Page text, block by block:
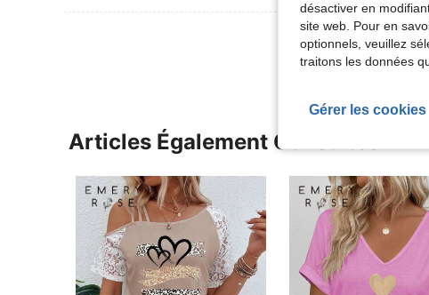
Voir Plus D'avis
Articles Également Consultés
désactiver en
site web. Pour en
optionnels, veuillez
traitons les données
Gérer les cookies